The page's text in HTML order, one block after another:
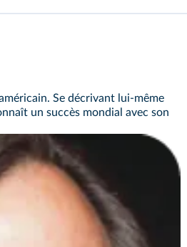
Se décrivant lui-même
un succès mondial avec son